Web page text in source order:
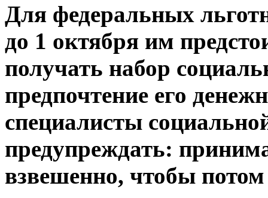
Для федеральных
до 1 октября им
получать набор
предпочтение его
специалисты
предупреждать:
взвешенно, чтобы